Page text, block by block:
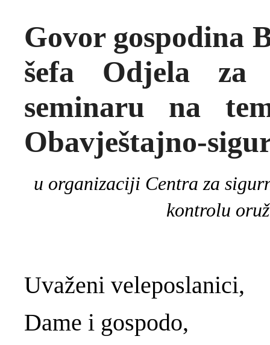
Govor gospodina
šefa Odjela za
seminaru na
Obavještajno-
u organizaciji Centra za
kontrolu
Uvaženi veleposlanici,
Dame i gospodo,